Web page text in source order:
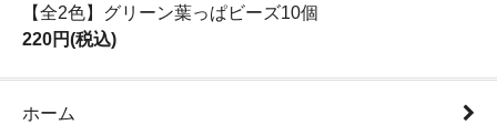
【全2色】グリーン葉っぱビーズ10個
220円(税込)
ホーム